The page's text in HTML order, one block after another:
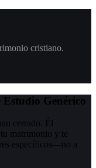
cristiano.
Genérico
cerrado. Él
tu matrimonio y te
específicos—no a